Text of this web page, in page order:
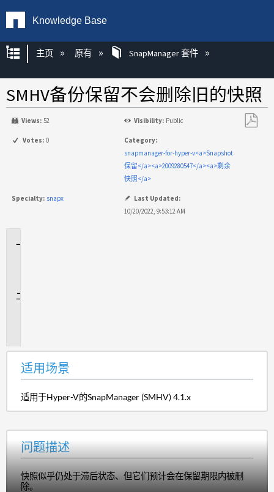
Knowledge Base
扩展/隐缩全局层次
主页 原有 SnapManager 套件
SMHV备份保留不会删除旧的快照
Views: 52 Visibility: Public
Votes: 0
Category:
snapmanager-for-hyper-v<a>Snapshot
保留</a><a>2009280547</a><a>剩余
快照</a>
Specialty: snapx
Last Updated:
10/20/2022, 9:53:12 AM
适用场景
适用于Hyper-V的SnapManager (SMHV) 4.1.x
问题描述
快照似乎仍处于滞后状态、但它们预计会在保留期限内被删
除。